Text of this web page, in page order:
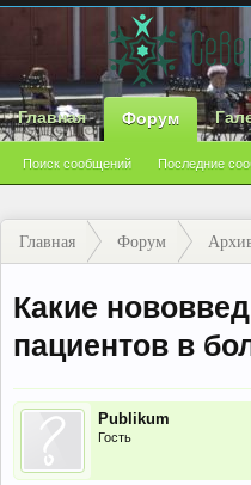
Главная Форум
Поиск сообщений Последние
Главная Форум
Какие
пациентов в
Publikum
Гость